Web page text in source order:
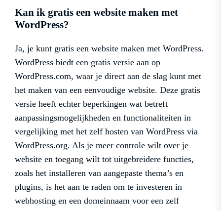
Kan ik gratis een website maken met
WordPress?
Ja, je kunt gratis een website maken met WordPress.
WordPress biedt een gratis versie aan op
WordPress.com, waar je direct aan de slag kunt met
het maken van een eenvoudige website. Deze gratis
versie heeft echter beperkingen wat betreft
aanpassingsmogelijkheden en functionaliteiten in
vergelijking met het zelf hosten van WordPress via
WordPress.org. Als je meer controle wilt over je
website en toegang wilt tot uitgebreidere functies,
zoals het installeren van aangepaste thema’s en
plugins, is het aan te raden om te investeren in
webhosting en een domeinnaam voor een zelf